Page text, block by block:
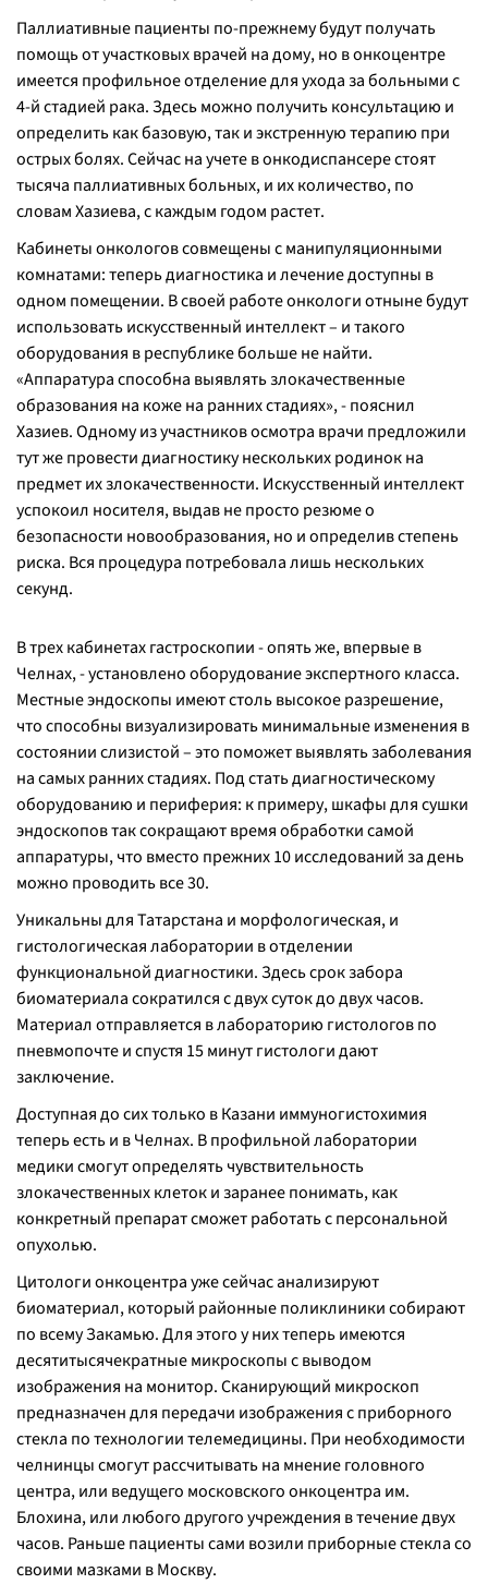
Паллиативные пациенты по-прежнему будут получать
помощь от участковых врачей на дому, но в онкоцентре
имеется профильное отделение для ухода за больными с
4-й стадией рака. Здесь можно получить консультацию и
определить как базовую, так и экстренную терапию при
острых болях. Сейчас на учете в онкодиспансере стоят
тысяча паллиативных больных, и их количество, по
словам Хазиева, с каждым годом растет.
Кабинеты онкологов совмещены с манипуляционными
комнатами: теперь диагностика и лечение доступны в
одном помещении. В своей работе онкологи отныне будут
использовать искусственный интеллект – и такого
оборудования в республике больше не найти.
«Аппаратура способна выявлять злокачественные
образования на коже на ранних стадиях», - пояснил
Хазиев. Одному из участников осмотра врачи предложили
тут же провести диагностику нескольких родинок на
предмет их злокачественности. Искусственный интеллект
успокоил носителя, выдав не просто резюме о
безопасности новообразования, но и определив степень
риска. Вся процедура потребовала лишь нескольких
секунд.
В трех кабинетах гастроскопии - опять же, впервые в
Челнах, - установлено оборудование экспертного класса.
Местные эндоскопы имеют столь высокое разрешение,
что способны визуализировать минимальные изменения в
состоянии слизистой – это поможет выявлять заболевания
на самых ранних стадиях. Под стать диагностическому
оборудованию и периферия: к примеру, шкафы для сушки
эндоскопов так сокращают время обработки самой
аппаратуры, что вместо прежних 10 исследований за день
можно проводить все 30.
Уникальны для Татарстана и морфологическая, и
гистологическая лаборатории в отделении
функциональной диагностики. Здесь срок забора
биоматериала сократился с двух суток до двух часов.
Материал отправляется в лабораторию гистологов по
пневмопочте и спустя 15 минут гистологи дают
заключение.
Доступная до сих только в Казани иммуногистохимия
теперь есть и в Челнах. В профильной лаборатории
медики смогут определять чувствительность
злокачественных клеток и заранее понимать, как
конкретный препарат сможет работать с персональной
опухолью.
Цитологи онкоцентра уже сейчас анализируют
биоматериал, который районные поликлиники собирают
по всему Закамью. Для этого у них теперь имеются
десятитысячекратные микроскопы с выводом
изображения на монитор. Сканирующий микроскоп
предназначен для передачи изображения с приборного
стекла по технологии телемедицины. При необходимости
челнинцы смогут рассчитывать на мнение головного
центра, или ведущего московского онкоцентра им.
Блохина, или любого другого учреждения в течение двух
часов. Раньше пациенты сами возили приборные стекла со
своими мазками в Москву.